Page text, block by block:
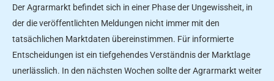
Der Agrarmarkt befindet sich in einer Phase der Ungewissheit, in
der die veröffentlichten Meldungen nicht immer mit den
tatsächlichen Marktdaten übereinstimmen. Für informierte
Entscheidungen ist ein tiefgehendes Verständnis der Marktlage
unerlässlich. In den nächsten Wochen sollte der Agrarmarkt weiter